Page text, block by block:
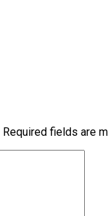
Required fields are